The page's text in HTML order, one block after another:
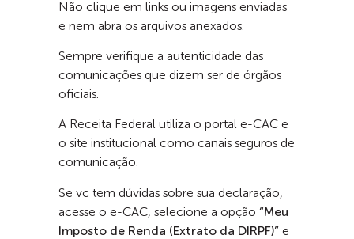
Não clique em links ou imagens enviadas
e nem abra os arquivos anexados.
Sempre verifique a autenticidade das
comunicações que dizem ser de órgãos
oficiais.
A Receita Federal utiliza o portal e-CAC e
o site institucional como canais seguros de
comunicação.
Se vc tem dúvidas sobre sua declaração,
acesse o e-CAC, selecione a opção “Meu
Imposto de Renda (Extrato da DIRPF)” e